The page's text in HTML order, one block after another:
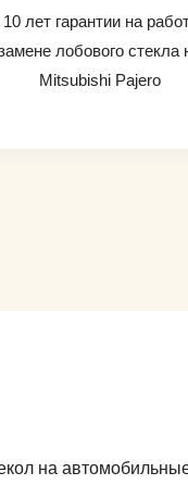
лет гарантии на
лобового стекла
Mitsubishi Pajero
на